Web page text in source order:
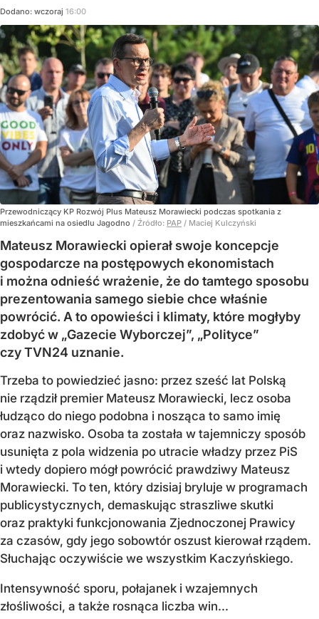
Dodano: wczoraj 16:00
Przewodniczący KP Rozwój Plus Mateusz Morawiecki podczas spotkania z
mieszkańcami na osiedlu Jagodno / Źródło: PAP / Maciej Kulczyński
Mateusz Morawiecki opierał swoje koncepcje
gospodarcze na postępowych ekonomistach
i można odnieść wrażenie, że do tamtego sposobu
prezentowania samego siebie chce właśnie
powrócić. A to opowieści i klimaty, które mogłyby
zdobyć w „Gazecie Wyborczej”, „Polityce”
czy TVN24 uznanie.
Trzeba to powiedzieć jasno: przez sześć lat Polską
nie rządził premier Mateusz Morawiecki, lecz osoba
łudząco do niego podobna i nosząca to samo imię
oraz nazwisko. Osoba ta została w tajemniczy sposób
usunięta z pola widzenia po utracie władzy przez PiS
i wtedy dopiero mógł powrócić prawdziwy Mateusz
Morawiecki. To ten, który dzisiaj bryluje w programach
publicystycznych, demaskując straszliwe skutki
oraz praktyki funkcjonowania Zjednoczonej Prawicy
za czasów, gdy jego sobowtór oszust kierował rządem.
Słuchając oczywiście we wszystkim Kaczyńskiego.
Intensywność sporu, połajanek i wzajemnych
złośliwości, a także rosnąca liczba win...